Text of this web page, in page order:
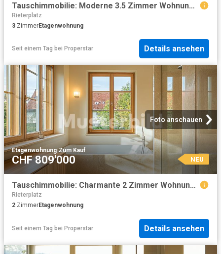
Tauschimmobilie: Moderne 3.5 Zimmer Wohnung im Herzen von Zürich
Rieterplatz
3 ZimmerEtagenwohnung
Seit einem Tag bei Properstar Details ansehen
Foto anschauen
Etagenwohnung·Zum Kauf
CHF 809'000 NEU
Tauschimmobilie: Charmante 2 Zimmer Wohnung im Herzen von Zürich
Rieterplatz
2 ZimmerEtagenwohnung
Seit einem Tag bei Properstar Details ansehen